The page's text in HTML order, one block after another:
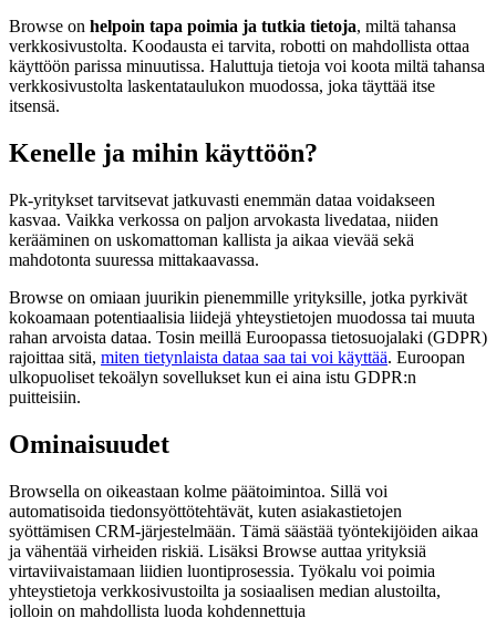
Browse on helpoin tapa poimia ja tutkia tietoja, miltä tahansa
verkkosivustolta. Koodausta ei tarvita, robotti on mahdollista ottaa
käyttöön parissa minuutissa. Haluttuja tietoja voi koota miltä tahansa
verkkosivustolta laskentataulukon muodossa, joka täyttää itse
itsensä.
Kenelle ja mihin käyttöön?
Pk-yritykset tarvitsevat jatkuvasti enemmän dataa voidakseen
kasvaa. Vaikka verkossa on paljon arvokasta livedataa, niiden
kerääminen on uskomattoman kallista ja aikaa vievää sekä
mahdotonta suuressa mittakaavassa.
Browse on omiaan juurikin pienemmille yrityksille, jotka pyrkivät
kokoamaan potentiaalisia liidejä yhteystietojen muodossa tai muuta
rahan arvoista dataa. Tosin meillä Euroopassa tietosuojalaki (GDPR)
rajoittaa sitä, miten tietynlaista dataa saa tai voi käyttää. Euroopan
ulkopuoliset tekoälyn sovellukset kun ei aina istu GDPR:n
puitteisiin.
Ominaisuudet
Browsella on oikeastaan kolme päätoimintoa. Sillä voi
automatisoida tiedonsyöttötehtävät, kuten asiakastietojen
syöttämisen CRM-järjestelmään. Tämä säästää työntekijöiden aikaa
ja vähentää virheiden riskiä. Lisäksi Browse auttaa yrityksiä
virtaviivaistamaan liidien luontiprosessia. Työkalu voi poimia
yhteystietoja verkkosivustoilta ja sosiaalisen median alustoilta,
jolloin on mahdollista luoda kohdennettuja